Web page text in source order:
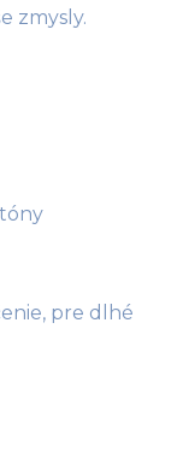
zmysly.
pre dlhé